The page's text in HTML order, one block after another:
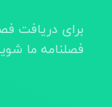
برای دریافت
فصلنامه ما